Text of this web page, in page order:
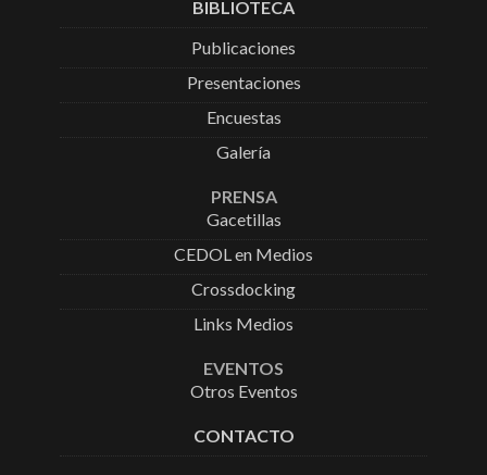
BIBLIOTECA
Publicaciones
Presentaciones
Encuestas
Galería
PRENSA
Gacetillas
CEDOL en Medios
Crossdocking
Links Medios
EVENTOS
Otros Eventos
CONTACTO